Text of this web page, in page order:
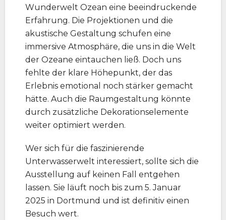
Wunderwelt Ozean eine beeindruckende
Erfahrung. Die Projektionen und die
akustische Gestaltung schufen eine
immersive Atmosphäre, die uns in die Welt
der Ozeane eintauchen ließ. Doch uns
fehlte der klare Höhepunkt, der das
Erlebnis emotional noch stärker gemacht
hätte. Auch die Raumgestaltung könnte
durch zusätzliche Dekorationselemente
weiter optimiert werden.
Wer sich für die faszinierende
Unterwasserwelt interessiert, sollte sich die
Ausstellung auf keinen Fall entgehen
lassen. Sie läuft noch bis zum 5. Januar
2025 in Dortmund und ist definitiv einen
Besuch wert.